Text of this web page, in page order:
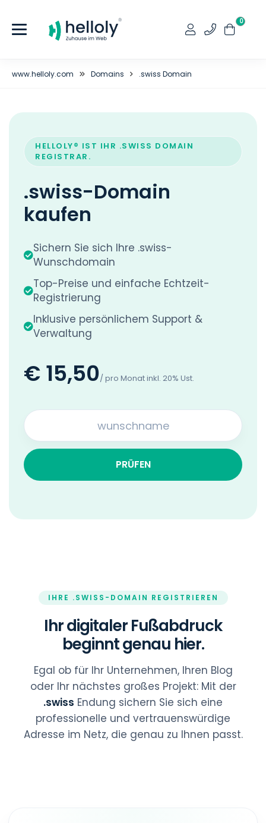
0
www.helloly.com Domains .swiss Domain
HELLOLY® IST IHR .SWISS DOMAIN
REGISTRAR.
.swiss-Domain
kaufen
Sichern Sie sich Ihre .swiss-
Wunschdomain
Top-Preise und einfache Echtzeit-
Registrierung
Inklusive persönlichem Support &
Verwaltung
€ 15,50/ pro Monat inkl. 20% Ust.
PRÜFEN
IHRE .SWISS-DOMAIN REGISTRIEREN
Ihr digitaler Fußabdruck
beginnt genau hier.
Egal ob für Ihr Unternehmen, Ihren Blog
oder Ihr nächstes großes Projekt: Mit der
.swiss Endung sichern Sie sich eine
professionelle und vertrauenswürdige
Adresse im Netz, die genau zu Ihnen passt.